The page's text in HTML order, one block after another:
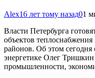
Alex16 лет тому назад01
Власти Петербурга
объектов
районов. Об этом сегодня
энергетике Олег
промышленности,